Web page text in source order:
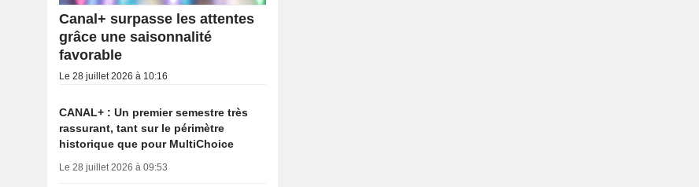
Canal+ surpasse les attentes
grâce une saisonnalité
favorable
Le 28 juillet 2026 à 10:16
CANAL+ : Un premier semestre très
rassurant, tant sur le périmètre
historique que pour MultiChoice
Le 28 juillet 2026 à 09:53